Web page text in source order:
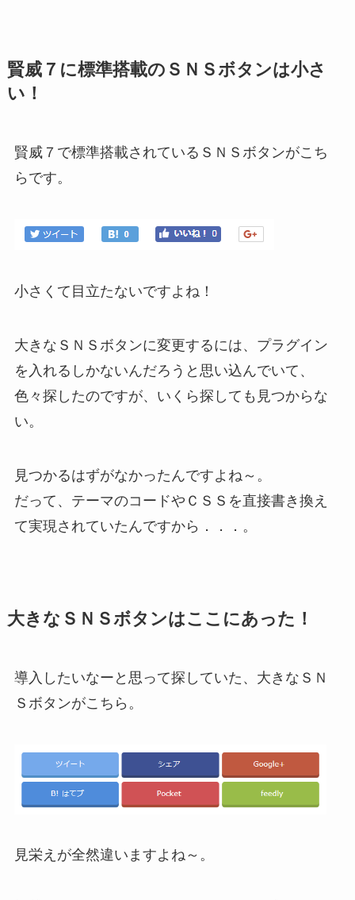
賢威７に標準搭載のＳＮＳボタンは小さ
い！
賢威７で標準搭載されているＳＮＳボタンがこち
らです。
小さくて目立たないですよね！
大きなＳＮＳボタンに変更するには、プラグイン
を入れるしかないんだろうと思い込んでいて、
色々探したのですが、いくら探しても見つからな
い。
見つかるはずがなかったんですよね～。
だって、テーマのコードやＣＳＳを直接書き換え
て実現されていたんですから．．．。
大きなＳＮＳボタンはここにあった！
導入したいなーと思って探していた、大きなＳＮ
Ｓボタンがこちら。
見栄えが全然違いますよね～。